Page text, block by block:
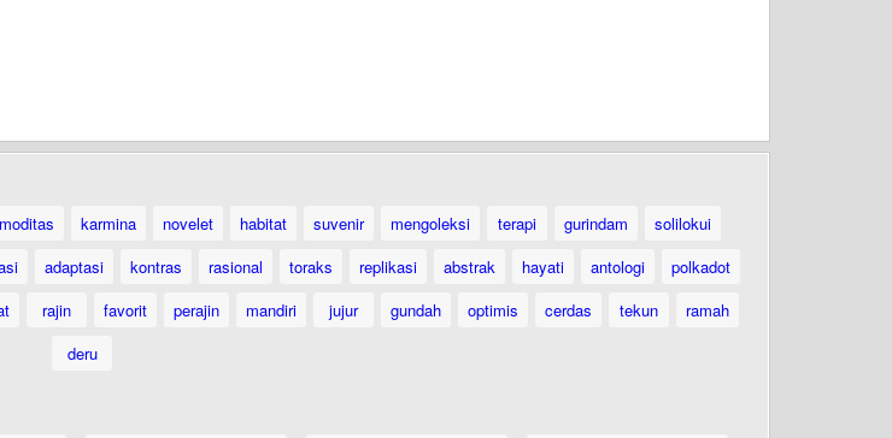
karmina novelet habitat suvenir mengoleksi terapi gurindam
solilokui
adaptasi kontras rasional toraks replikasi abstrak hayati antologi
polkadot
rajin favorit perajin mandiri jujur gundah optimis cerdas tekun
ramah
deru